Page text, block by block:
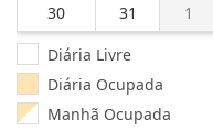
30
31 1
Diária Livre
Diária Ocupada
Manhã Ocupada